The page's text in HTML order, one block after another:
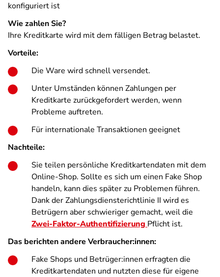
konfiguriert ist
Wie zahlen Sie?
Ihre Kreditkarte wird mit dem fälligen Betrag belastet.
Vorteile:
Die Ware wird schnell versendet.
Unter Umständen können Zahlungen per
Kreditkarte zurückgefordert werden, wenn
Probleme auftreten.
Für internationale Transaktionen geeignet
Nachteile:
Sie teilen persönliche Kreditkartendaten mit dem
Online-Shop. Sollte es sich um einen Fake Shop
handeln, kann dies später zu Problemen führen.
Dank der Zahlungsdiensterichtlinie II wird es
Betrügern aber schwieriger gemacht, weil die
Zwei-Faktor-Authentifizierung Pflicht ist.
Das berichten andere Verbraucher:innen:
Fake Shops und Betrüger:innen erfragten die
Kreditkartendaten und nutzten diese für eigene